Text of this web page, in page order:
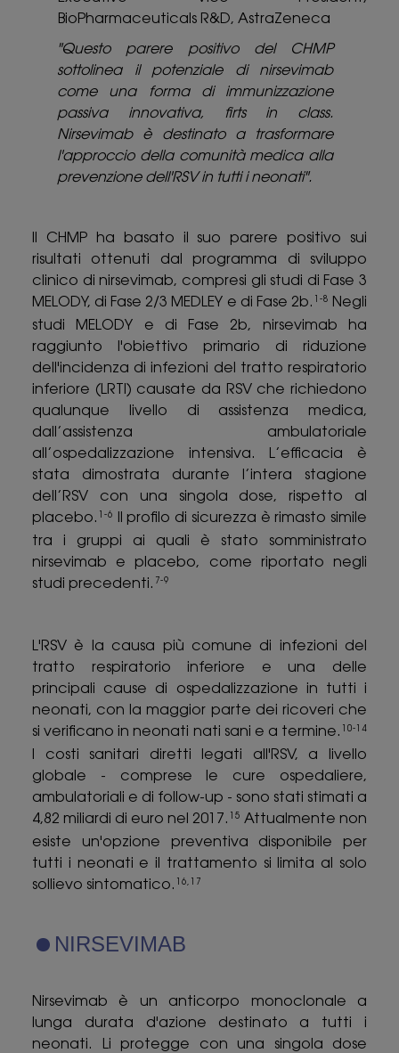
BioPharmaceuticals R&D, AstraZeneca
"Questo parere positivo del CHMP
sottolinea il potenziale di nirsevimab
come una forma di immunizzazione
passiva innovativa, firts in class.
Nirsevimab è destinato a trasformare
l'approccio della comunità medica alla
prevenzione dell'RSV in tutti i neonati".
Il CHMP ha basato il suo parere positivo sui
risultati ottenuti dal programma di sviluppo
clinico di nirsevimab, compresi gli studi di Fase 3
MELODY, di Fase 2/3 MEDLEY e di Fase 2b.
1-8
Negli
studi MELODY e di Fase 2b, nirsevimab ha
raggiunto l'obiettivo primario di riduzione
dell'incidenza di infezioni del tratto respiratorio
inferiore (LRTI) causate da RSV che richiedono
qualunque livello di assistenza medica,
dall’assistenza ambulatoriale
all’ospedalizzazione intensiva. L’efficacia è
stata dimostrata durante l’intera stagione
dell’RSV con una singola dose, rispetto al
placebo.
1-6
Il profilo di sicurezza è rimasto simile
tra i gruppi ai quali è stato somministrato
nirsevimab e placebo, come riportato negli
studi precedenti. 7-9
L'RSV è la causa più comune di infezioni del
tratto respiratorio inferiore e una delle
principali cause di ospedalizzazione in tutti i
neonati, con la maggior parte dei ricoveri che
si verificano in neonati nati sani e a termine.
10-14
I costi sanitari diretti legati all'RSV, a livello
globale - comprese le cure ospedaliere,
ambulatoriali e di follow-up - sono stati stimati a
4,82 miliardi di euro nel 2017.
15 Attualmente non
esiste un'opzione preventiva disponibile per
tutti i neonati e il trattamento si limita al solo
sollievo sintomatico.
16,17
NIRSEVIMAB
Nirsevimab è un anticorpo monoclonale a
lunga durata d'azione destinato a tutti i
neonati. Li protegge con una singola dose